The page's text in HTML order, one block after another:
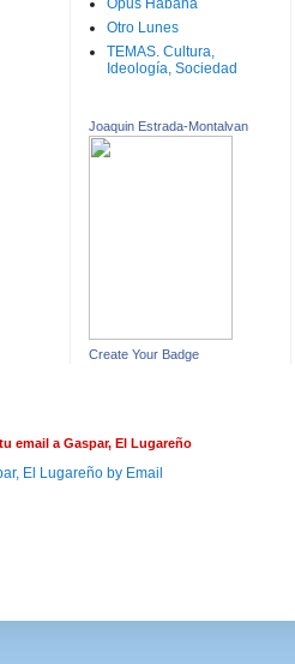
Opus Habana
Otro Lunes
TEMAS. Cultura,
Ideología, Sociedad
Joaquin Estrada-Montalvan
Create Your Badge
email a Gaspar, El Lugareño
El Lugareño by Email